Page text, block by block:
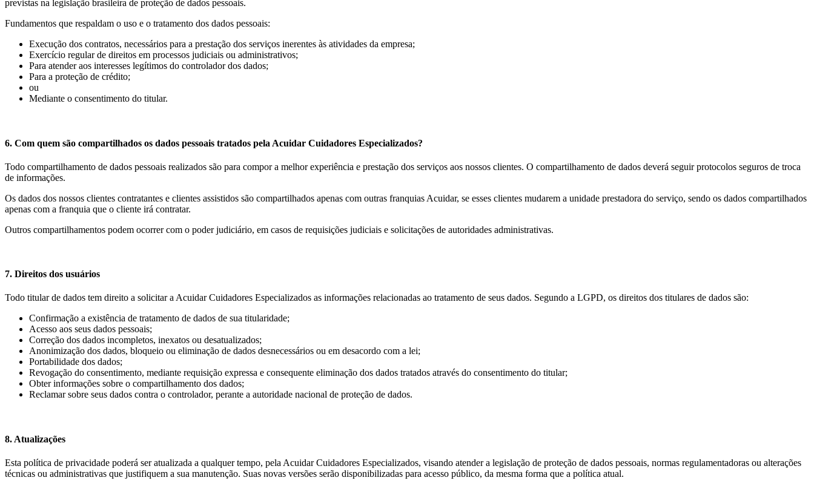
previstas na legislação brasileira de proteção de dados pessoais.
Fundamentos que respaldam o uso e o tratamento dos dados pessoais:
Execução dos contratos, necessários para a prestação dos serviços inerentes às atividades da empresa;
Exercício regular de direitos em processos judiciais ou administrativos;
Para atender aos interesses legítimos do controlador dos dados;
Para a proteção de crédito;
ou
Mediante o consentimento do titular.
6. Com quem são compartilhados os dados pessoais tratados pela Acuidar Cuidadores Especializados?
Todo compartilhamento de dados pessoais realizados são para compor a melhor experiência e prestação dos serviços aos nossos clientes. O compartilhamento de dados deverá seguir protocolos seguros de troca
de informações.
Os dados dos nossos clientes contratantes e clientes assistidos são compartilhados apenas com outras franquias Acuidar, se esses clientes mudarem a unidade prestadora do serviço, sendo os dados compartilhados
apenas com a franquia que o cliente irá contratar.
Outros compartilhamentos podem ocorrer com o poder judiciário, em casos de requisições judiciais e solicitações de autoridades administrativas.
7. Direitos dos usuários
Todo titular de dados tem direito a solicitar a Acuidar Cuidadores Especializados as informações relacionadas ao tratamento de seus dados. Segundo a LGPD, os direitos dos titulares de dados são:
Confirmação a existência de tratamento de dados de sua titularidade;
Acesso aos seus dados pessoais;
Correção dos dados incompletos, inexatos ou desatualizados;
Anonimização dos dados, bloqueio ou eliminação de dados desnecessários ou em desacordo com a lei;
Portabilidade dos dados;
Revogação do consentimento, mediante requisição expressa e consequente eliminação dos dados tratados através do consentimento do titular;
Obter informações sobre o compartilhamento dos dados;
Reclamar sobre seus dados contra o controlador, perante a autoridade nacional de proteção de dados.
8. Atualizações
Esta política de privacidade poderá ser atualizada a qualquer tempo, pela Acuidar Cuidadores Especializados, visando atender a legislação de proteção de dados pessoais, normas regulamentadoras ou alterações
técnicas ou administrativas que justifiquem a sua manutenção. Suas novas versões serão disponibilizadas para acesso público, da mesma forma que a política atual.